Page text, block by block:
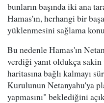
bunların başında iki ana
Hamas'ın, herhangi bir
yüklenmesini sağlama
Bu nedenle Hamas'ın
verdiği yanıt oldukça
haritasına bağlı kalmayı
Kurulunun Netanyahu'ya
yapmasını" beklediğini